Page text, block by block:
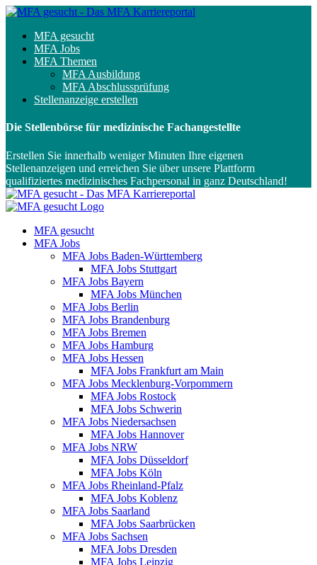
MFA gesucht
MFA Jobs
MFA Themen
MFA Ausbildung
MFA Abschlussprüfung
Stellenanzeige erstellen
Die Stellenbörse für medizinische Fachangestellte
Erstellen Sie innerhalb weniger Minuten Ihre eigenen
Stellenanzeigen und erreichen Sie über unsere Plattform
qualifiziertes medizinisches Fachpersonal in ganz Deutschland!
MFA gesucht
MFA Jobs
MFA Jobs Baden-Württemberg
MFA Jobs Stuttgart
MFA Jobs Bayern
MFA Jobs München
MFA Jobs Berlin
MFA Jobs Brandenburg
MFA Jobs Bremen
MFA Jobs Hamburg
MFA Jobs Hessen
MFA Jobs Frankfurt am Main
MFA Jobs Mecklenburg-Vorpommern
MFA Jobs Rostock
MFA Jobs Schwerin
MFA Jobs Niedersachsen
MFA Jobs Hannover
MFA Jobs NRW
MFA Jobs Düsseldorf
MFA Jobs Köln
MFA Jobs Rheinland-Pfalz
MFA Jobs Koblenz
MFA Jobs Saarland
MFA Jobs Saarbrücken
MFA Jobs Sachsen
MFA Jobs Dresden
MFA Jobs Leipzig